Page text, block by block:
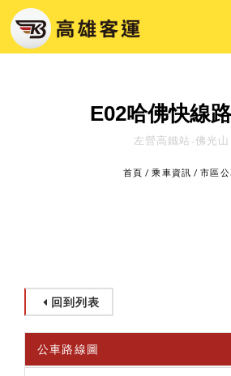
E02哈佛快線
左營高鐵站-佛光山
首頁 /乘車資訊 /市區公
回到列表
公車路線圖